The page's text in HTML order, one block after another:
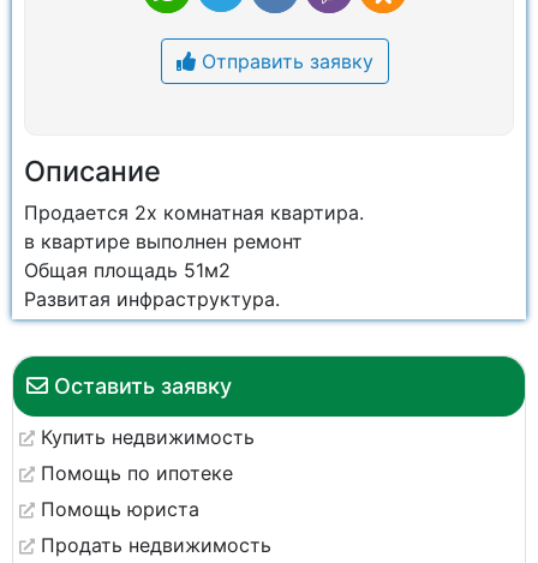
Оставить заявку
Купить недвижимость
Помощь по ипотеке
Помощь юриста
Продать недвижимость
Отправить заявку
Описание
Продается 2х комнатная квартира.
в квартире выполнен ремонт
Общая площадь 51м2
Развитая инфраструктура.